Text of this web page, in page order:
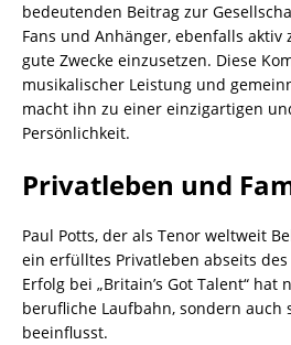
bedeutenden Beitrag zur
Fans und Anhänger, ebenfalls
gute Zwecke einzusetzen. Diese
musikalischer Leistung und
macht ihn zu einer einzigartigen
Persönlichkeit.
Privatleben und
Paul Potts, der als Tenor weltweit
ein erfülltes Privatleben abseits
Erfolg bei „Britain’s Got Talent“ hat
berufliche Laufbahn, sondern auch
beeinflusst.